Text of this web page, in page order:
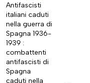
Antifascisti
italiani caduti
nella guerra di
Spagna 1936-
1939 :
combattenti
antifascisti di
Spagna
caduti nella